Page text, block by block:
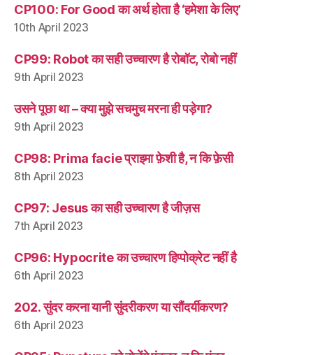
CP100: For Good का अर्थ होता है ‘हमेशा के लिए’
10th April 2023
CP99: Robot का सही उच्चारण है रोबॉट, रोबो नहीं
9th April 2023
उसने पूछा था – क्या मुझे सचमुच मरना ही पड़ेगा?
9th April 2023
CP98: Prima facie प्राइमा फ़ेशी है, न कि फ़ेसी
8th April 2023
CP97: Jesus का सही उच्चारण है जीज़स
7th April 2023
CP96: Hypocrite का उच्चारण हिप्पोक्रेट नहीं है
6th April 2023
202. सुंदर करना यानी सुंदरीकरण या सौंदर्यीकरण?
6th April 2023